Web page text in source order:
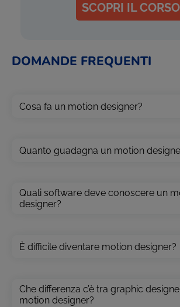
SCOPRI IL CORSO
DOMANDE FREQUENTI
Cosa fa un motion designer?
Quanto guadagna un motion
Quali software deve conoscere un
designer?
È difficile diventare motion designer?
Che differenza c’è tra graphic
motion designer?